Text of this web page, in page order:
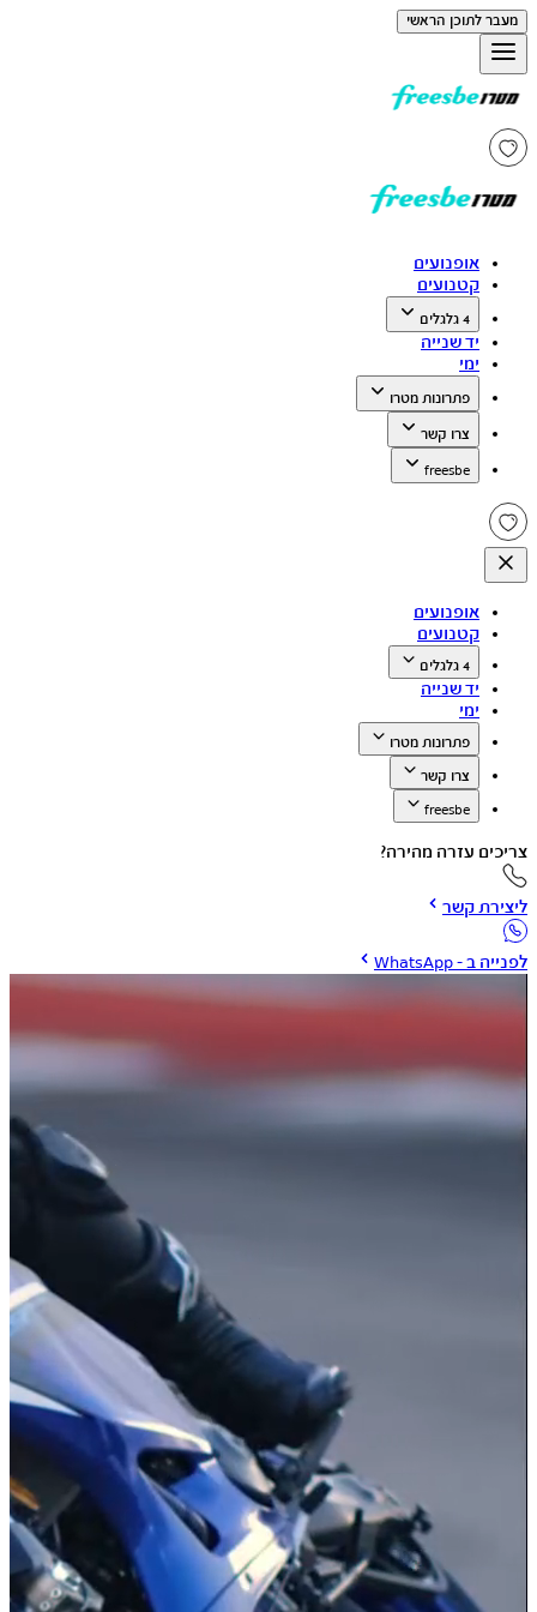
מעבר לתוכן הראשי
אופנועים
קטנועים
4 גלגלים
יד שנייה
ימי
פתרונות מטרו
צרו קשר
freesbe
אופנועים
קטנועים
4 גלגלים
יד שנייה
ימי
פתרונות מטרו
צרו קשר
freesbe
צריכים עזרה מהירה?
ליצירת קשר
לפנייה ב - WhatsApp